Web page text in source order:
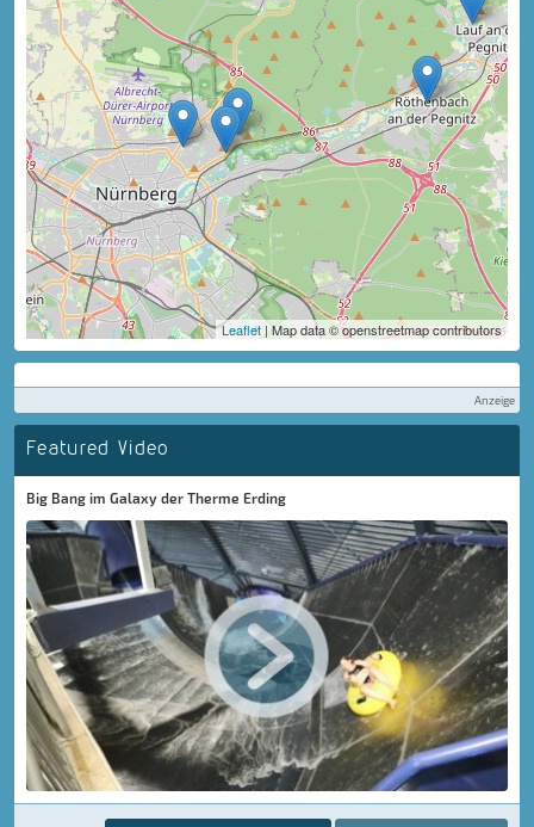
Leaflet | Map data © openstreetmap contributors
Anzeige
Featured Video
Big Bang im Galaxy der Therme Erding